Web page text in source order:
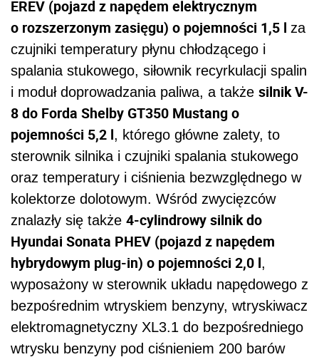
EREV (pojazd z napędem elektrycznym
o rozszerzonym zasięgu) o pojemności 1,5 l za
czujniki temperatury płynu chłodzącego i
spalania stukowego, siłownik recyrkulacji spalin
i moduł doprowadzania paliwa, a także silnik V-
8 do Forda Shelby GT350 Mustang o
pojemności 5,2 l, którego główne zalety, to
sterownik silnika i czujniki spalania stukowego
oraz temperatury i ciśnienia bezwzględnego w
kolektorze dolotowym. Wśród zwycięzców
znalazły się także 4-cylindrowy silnik do
Hyundai Sonata PHEV (pojazd z napędem
hybrydowym plug-in) o pojemności 2,0 l,
wyposażony w sterownik układu napędowego z
bezpośrednim wtryskiem benzyny, wtryskiwacz
elektromagnetyczny XL3.1 do bezpośredniego
wtrysku benzyny pod ciśnieniem 200 barów